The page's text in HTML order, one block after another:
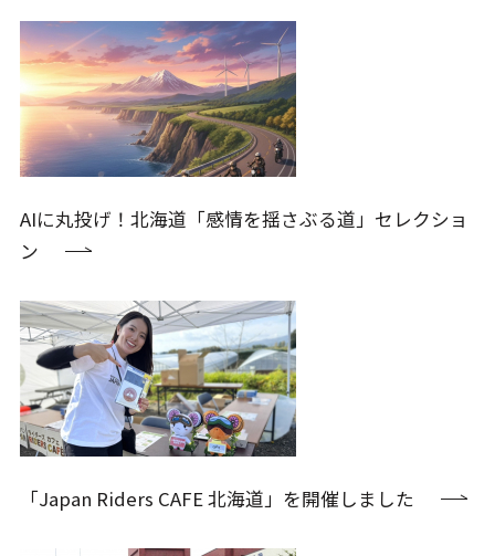
AIに丸投げ！北海道「感情を揺さぶる道」セレクショ
ン
「Japan Riders CAFE 北海道」を開催しました